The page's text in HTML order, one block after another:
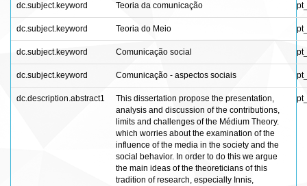
dc.subject.keyword Teoria da comunicação
dc.subject.keyword Teoria do Meio
dc.subject.keyword Comunicação social
dc.subject.keyword Comunicação - aspectos sociais
dc.description.abstract1
This dissertation propose the presentation,
analysis and discussion of the contributions,
limits and challenges of the Médium Theory.
which worries about the examination of the
influence of the media in the society and the
social behavior. In order to do this we argue
the main ideas of the theoreticians of this
tradition of research, especially Innis,